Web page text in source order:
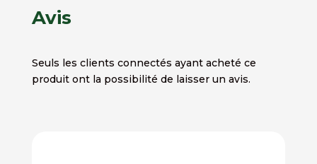
Avis
Seuls les clients connectés ayant acheté ce
produit ont la possibilité de laisser un avis.